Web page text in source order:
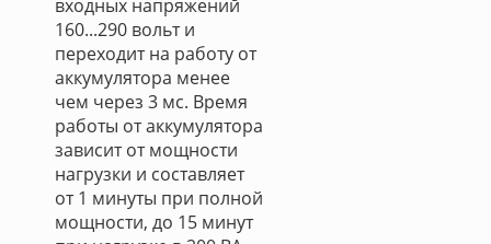
входных напряжений
160...290 вольт и
переходит на работу от
аккумулятора менее
чем через 3 мс. Время
работы от аккумулятора
зависит от мощности
нагрузки и составляет
от 1 минуты при полной
мощности, до 15 минут